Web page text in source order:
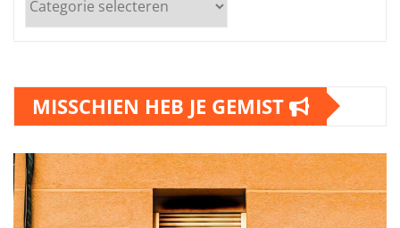
MISSCHIEN HEB JE GEMIST